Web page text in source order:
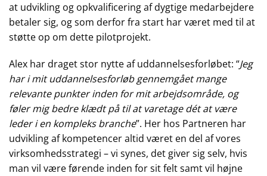
at udvikling og opkvalificering af dygtige medarbejdere
betaler sig, og som derfor fra start har været med til at
støtte op om dette pilotprojekt.
Alex har draget stor nytte af uddannelsesforløbet: “Jeg
har i mit uddannelsesforløb gennemgået mange
relevante punkter inden for mit arbejdsområde, og
føler mig bedre klædt på til at varetage dét at være
leder i en kompleks branche”. Her hos Partneren har
udvikling af kompetencer altid været en del af vores
virksomhedsstrategi – vi synes, det giver sig selv, hvis
man vil være førende inden for sit felt samt vil højne